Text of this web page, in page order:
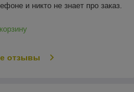
и никто не знает про заказ.
отзывы